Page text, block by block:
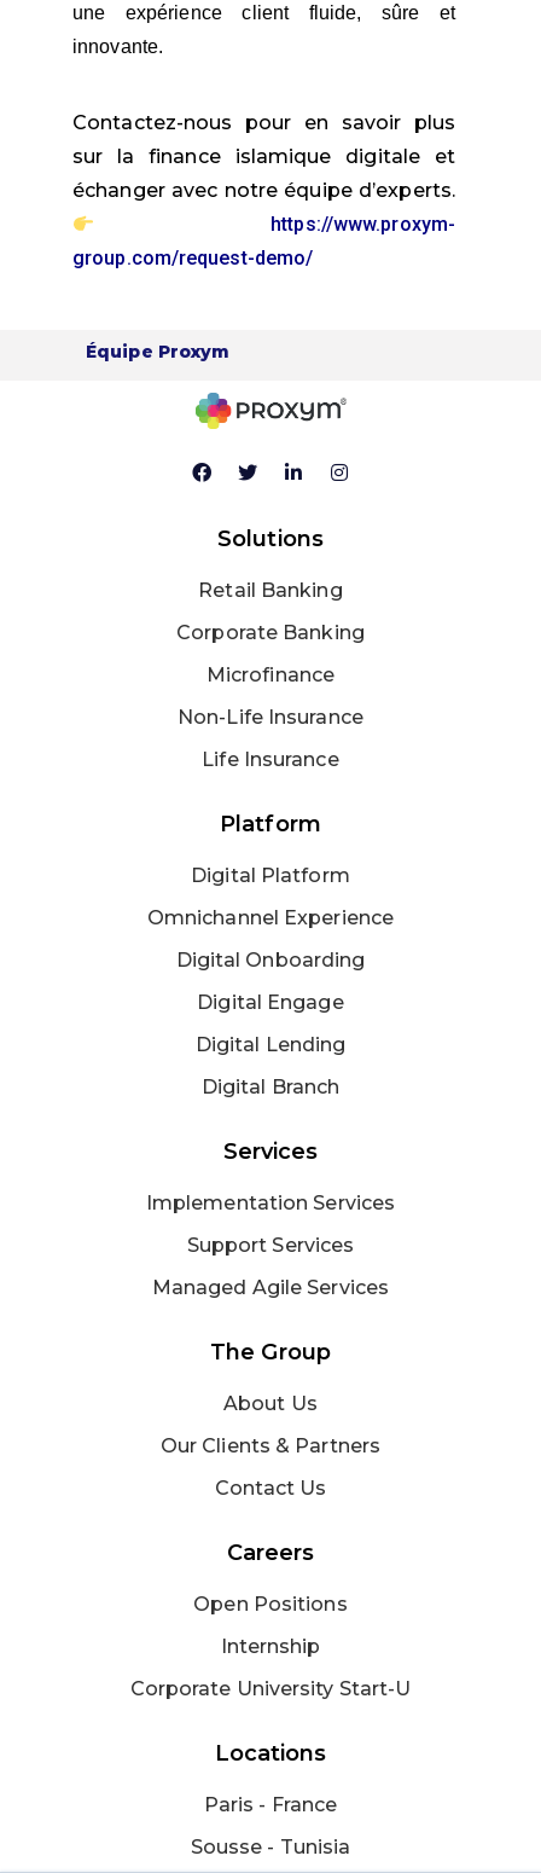
une expérience client fluide, sûre et
innovante.
Contactez-nous pour en savoir plus
sur la finance islamique digitale et
échanger avec notre équipe d’experts.
https://www.proxym-
group.com/request-demo/
Équipe Proxym
Solutions
Retail Banking
Corporate Banking
Microfinance
Non-Life Insurance
Life Insurance
Platform
Digital Platform
Omnichannel Experience
Digital Onboarding
Digital Engage
Digital Lending
Digital Branch
Services
Implementation Services
Support Services
Managed Agile Services
The Group
About Us
Our Clients & Partners
Contact Us
Careers
Open Positions
Internship
Corporate University Start-U
Locations
Paris - France
Sousse - Tunisia